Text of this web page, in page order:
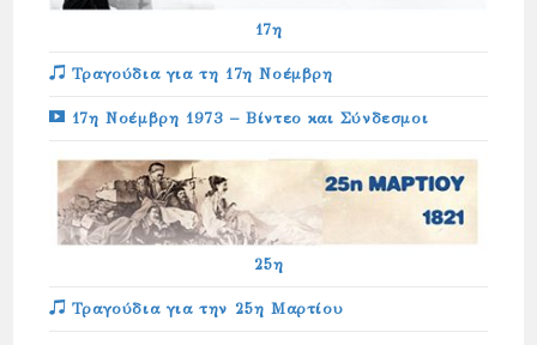
17η
Τραγούδια για τη 17η Νοέμβρη
17η Νοέμβρη 1973 – Βίντεο και Σύνδεσμοι
25η
Τραγούδια για την 25η Μαρτίου